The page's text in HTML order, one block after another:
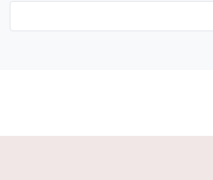
domingos entre 11h30 e 15h